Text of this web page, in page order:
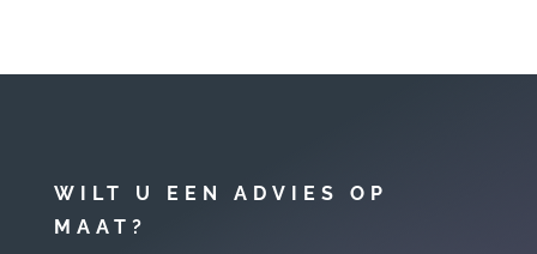
WILT U EEN ADVIES OP
MAAT?